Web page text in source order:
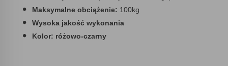
Maksymalne obciążenie: 100kg
Wysoka jakość wykonania
Kolor: różowo-czarny